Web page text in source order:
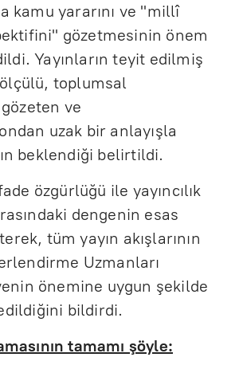
kamu yararını ve "millî
gözetmesinin önem
Yayınların teyit edilmiş
toplumsal
ve
uzak bir anlayışla
beklendiği belirtildi.
özgürlüğü ile yayıncılık
dengenin esas
tüm yayın akışlarının
Uzmanları
önemine uygun şekilde
bildirdi.
tamamı şöyle: